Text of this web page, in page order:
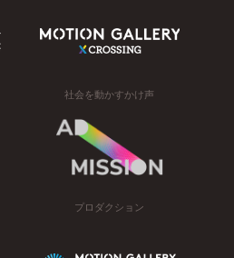
社会を動かすかけ声
プロダクション